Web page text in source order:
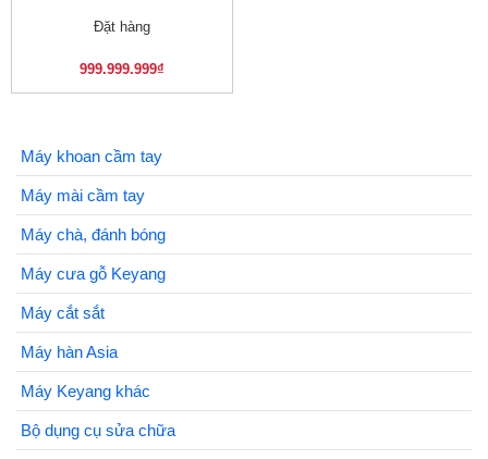
Đặt hàng
999.999.999₫
Máy khoan cầm tay
Máy mài cầm tay
Máy chà, đánh bóng
Máy cưa gỗ Keyang
Máy cắt sắt
Máy hàn Asia
Máy Keyang khác
Bộ dụng cụ sửa chữa